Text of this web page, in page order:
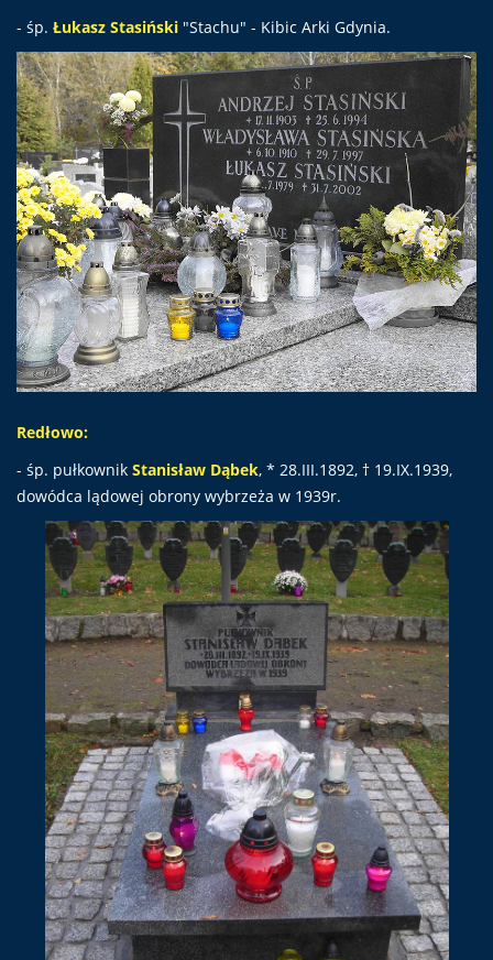
- śp. Łukasz Stasiński "Stachu" - Kibic Arki Gdynia.
Redłowo:
- śp. pułkownik Stanisław Dąbek, * 28.III.1892, † 19.IX.1939,
dowódca lądowej obrony wybrzeża w 1939r.